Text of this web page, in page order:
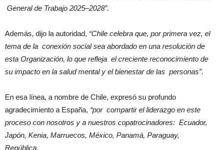
General de Trabajo 2025–2028”.
Además, dijo la autoridad, “Chile celebra que, por primera vez, el
tema de la conexión social sea abordado en una resolución de
esta Organización, lo que refleja el creciente reconocimiento de
su impacto en la salud mental y el bienestar de las personas”.
En esa línea, a nombre de Chile, expresó su profundo
agradecimiento a España, “por compartir el liderazgo en este
proceso con nosotros y a nuestros copatrocinadores: Ecuador,
Japón, Kenia, Marruecos, México, Panamá, Paraguay,
República